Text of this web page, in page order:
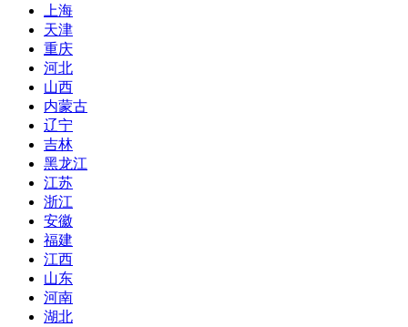
上海
天津
重庆
河北
山西
内蒙古
辽宁
吉林
黑龙江
江苏
浙江
安徽
福建
江西
山东
河南
湖北